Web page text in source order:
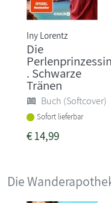
Iny Lorentz
Die
Perlenprinzessin
. Schwarze
Tränen
Buch (Softcover)
Sofort lieferbar
€14,99
Die